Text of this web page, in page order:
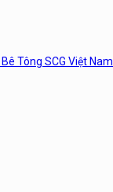
Tông SCG Việt Nam